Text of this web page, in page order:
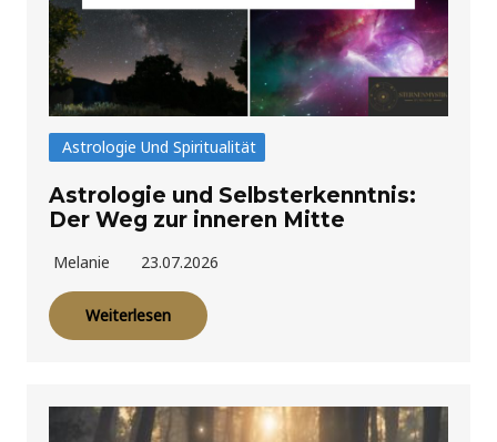
Astrologie Und Spiritualität
Astrologie und Selbsterkenntnis:
Der Weg zur inneren Mitte
Melanie 23.07.2026
Weiterlesen